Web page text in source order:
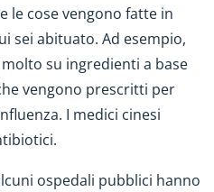
le cose vengono fatte in
sei abituato. Ad esempio,
su ingredienti a base
vengono prescritti per
I medici cinesi
ospedali pubblici hanno